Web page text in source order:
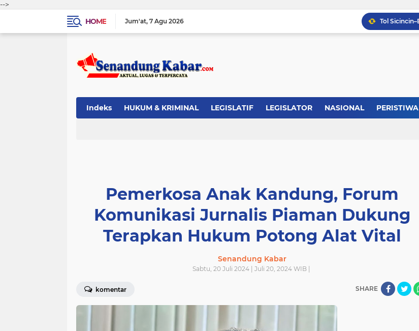
-->
HOME
Jum'at 7 Agu 2026
Indeks HUKUM & KRIMINAL LEGISLATIF LEGISLATOR NASIONAL PERISTIWA
Pemerkosa Anak Kandung, Forum
Komunikasi Jurnalis Piaman Dukung
Terapkan Hukum Potong Alat Vital
Senandung Kabar
Sabtu, 20 Juli 2024 | Juli 20, 2024 WIB |
komentar SHARE